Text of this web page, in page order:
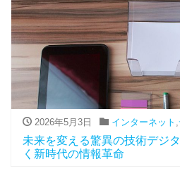
2026年5月3日 インターネット
未来を変える驚異の技術デジ
く新時代の情報革命